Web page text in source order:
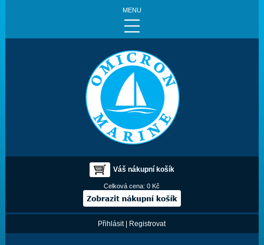
MENU
Váš nákupní košík
Celková cena:0 Kč
Přihlásit| Registrovat